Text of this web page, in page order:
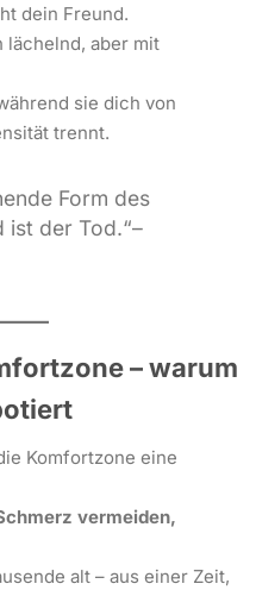
dein Freund.
lächelnd, aber mit
sie dich von
trennt.
Form des
ist der Tod.“–
– warum
Komfortzone eine
vermeiden,
alt – aus einer Zeit,